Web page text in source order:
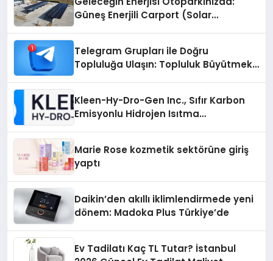
Güneş Enerjili Carport (Solar
Telegram Grupları ile Doğru
Topluluğa Ulaşın: Topluluk Büyütmek
Kleen-Hy-Dro-Gen Inc., Sıfır Karbon
Emisyonlu Hidrojen Isıtma
Marie Rose kozmetik sektörüne giriş
yaptı
Daikin’den akıllı iklimlendirmede yeni
dönem: Madoka Plus Türkiye’de
Ev Tadilatı Kaç TL Tutar? İstanbul